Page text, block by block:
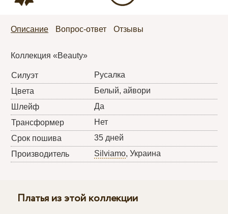
Описание Вопрос-ответ Отзывы
Коллекция «Beauty»
Силуэт
Русалка
Цвета
Белый, айвори
Шлейф
Да
Трансформер
Нет
Срок пошива
35 дней
Производитель
Silviamo, Украина
Платья из этой коллекции